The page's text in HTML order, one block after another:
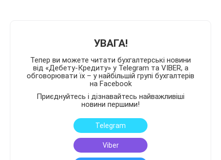
УВАГА!
Тепер ви можете читати бухгалтерські новини
від «Дебету-Кредиту» у Telegram та VIBER, а
обговорювати їх – у найбільшій групі бухгалтерів
на Facebook
Приєднуйтесь і дізнавайтесь найважливіші
новини першими!
Telegram
Viber